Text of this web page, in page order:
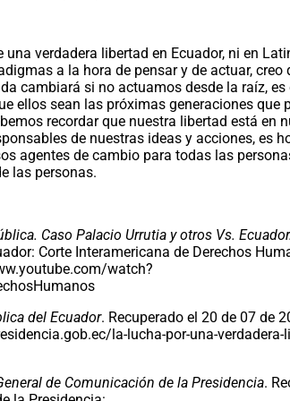
verdadera libertad en Ecuador, ni en
a la hora de pensar y de actuar, creo
cambiará si no actuamos desde la raíz, es
ellos sean las próximas generaciones que
recordar que nuestra libertad está en
de nuestras ideas y acciones, es
agentes de cambio para todas las
las personas.
Caso Palacio Urrutia y otros Vs.
Corte Interamericana de Derechos
watch?
del Ecuador. Recuperado el 20 de 07 de
la-lucha-por-una-verdadera-
de Comunicación de la Presidencia.